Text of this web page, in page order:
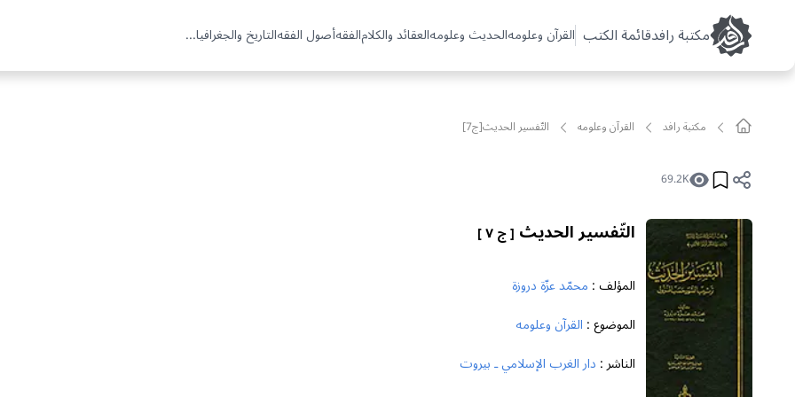
مکتبة رافدقائمة الكتب القرآن وعلومهالحديث وعلومهالعقائد والكلامالفقهأصول الفقهالتاريخ والجغرافيا...
مکتبة رافد القرآن وعلومه التّفسير الحديث[ج7]
69.2K
التّفسير الحديث [ ج ٧ ]
المؤلف : محمّد عزّة دروزة
الموضوع : القرآن وعلومه
الناشر : دار الغرب الإسلامي ـ بيروت